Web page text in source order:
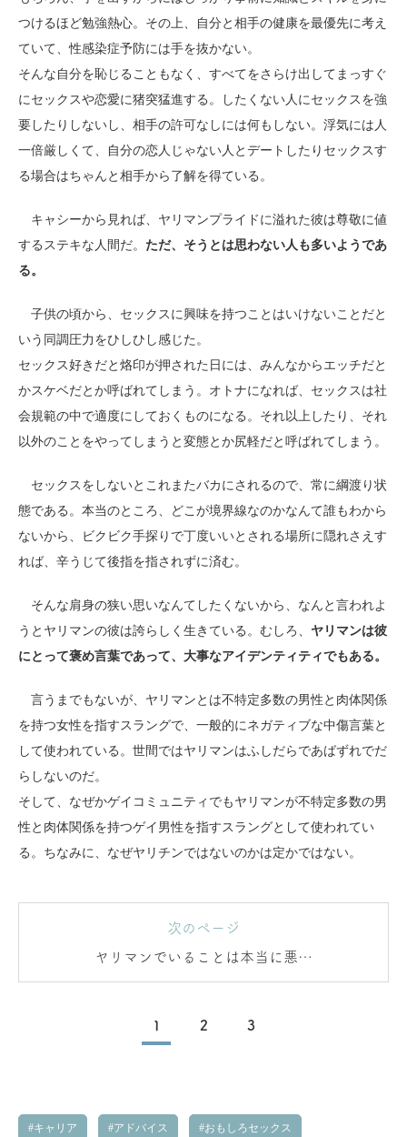
つけるほど勉強熱心。その上、自分と相手の健康を最優先に考え
ていて、性感染症予防には手を抜かない。
そんな自分を恥じることもなく、すべてをさらけ出してまっすぐ
にセックスや恋愛に猪突猛進する。したくない人にセックスを強
要したりしないし、相手の許可なしには何もしない。浮気には人
一倍厳しくて、自分の恋人じゃない人とデートしたりセックスす
る場合はちゃんと相手から了解を得ている。
キャシーから見れば、ヤリマンプライドに溢れた彼は尊敬に値
するステキな人間だ。 ただ、そうとは思わない人も多いようであ
る。
子供の頃から、セックスに興味を持つことはいけないことだと
いう同調圧力をひしひし感じた。
セックス好きだと烙印が押された日には、みんなからエッチだと
かスケベだとか呼ばれてしまう。オトナになれば、セックスは社
会規範の中で適度にしておくものになる。それ以上したり、それ
以外のことをやってしまうと変態とか尻軽だと呼ばれてしまう。
セックスをしないとこれまたバカにされるので、常に綱渡り状
態である。本当のところ、どこが境界線なのかなんて誰もわから
ないから、ビクビク手探りで丁度いいとされる場所に隠れさえす
れば、辛うじて後指を指されずに済む。
そんな肩身の狭い思いなんてしたくないから、なんと言われよ
うとヤリマンの彼は誇らしく生きている。むしろ、 ヤリマンは彼
にとって褒め言葉であって、大事なアイデンティティでもある。
言うまでもないが、ヤリマンとは不特定多数の男性と肉体関係
を持つ女性を指すスラングで、一般的にネガティブな中傷言葉と
して使われている。世間ではヤリマンはふしだらであばずれでだ
らしないのだ。
そして、なぜかゲイコミュニティでもヤリマンが不特定多数の男
性と肉体関係を持つゲイ男性を指すスラングとして使われてい
る。ちなみに、なぜヤリチンではないのかは定かではない。
次のページ
ヤリマンでいることは本当に悪い
こと？
1 2 3
キャリア アドバイス おもしろセックス